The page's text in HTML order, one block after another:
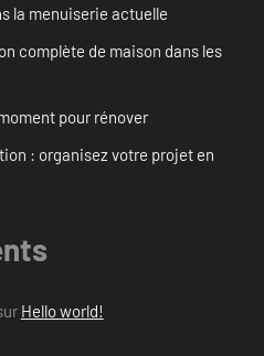
la menuiserie actuelle
complète de maison dans les
pour rénover
: organisez votre projet en
Hello world!